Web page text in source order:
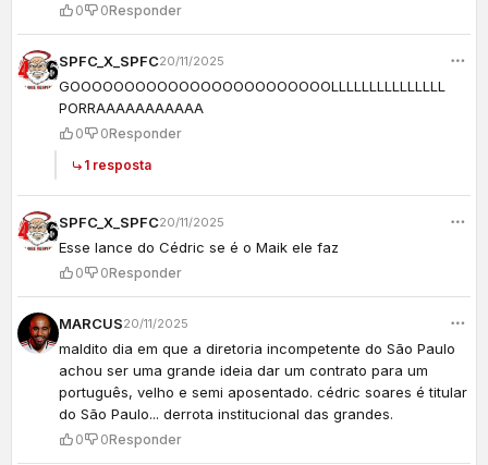
0 0Responder
SPFC_X_SPFC20/11/2025
GOOOOOOOOOOOOOOOOOOOOOOOOLLLLLLLLLLLLLLL
PORRAAAAAAAAAAA
0 0Responder
1 resposta
SPFC_X_SPFC20/11/2025
Esse lance do Cédric se é o Maik ele faz
0 0Responder
MARCUS20/11/2025
maldito dia em que a diretoria incompetente do São Paulo
achou ser uma grande ideia dar um contrato para um
português, velho e semi aposentado. cédric soares é titular
do São Paulo... derrota institucional das grandes.
0 0Responder